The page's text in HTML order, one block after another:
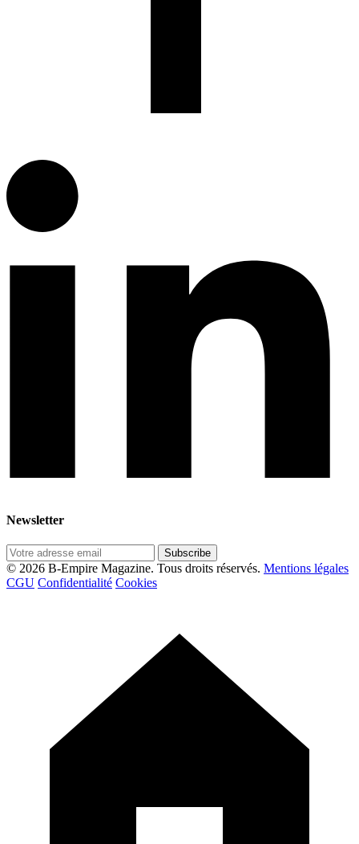
Newsletter
Subscribe
© 2026 B-Empire Magazine. Tous droits réservés. Mentions légales
CGU Confidentialité Cookies